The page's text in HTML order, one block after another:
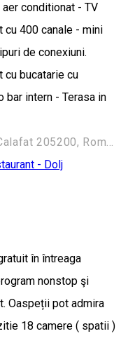
conditionat - TV
cu 400 canale - mini
de conexiuni.
cu bucatarie cu
bar intern - Terasa in
Bulevardul Horia, Cloșca și Crișan, Calafat 205200, Romania
- Dolj
în întreaga
nonstop şi
Oaspeții pot admira
18 camere ( spatii )